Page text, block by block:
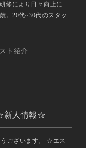
修により日々向上に
。20代~30代のスタッ
ト紹介
新人情報☆
ございます。 ☆エス